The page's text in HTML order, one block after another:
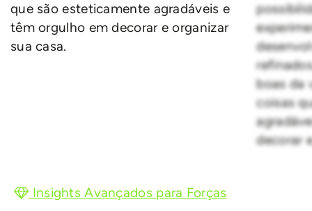
que são esteticamente agradáveis e
têm orgulho em decorar e organizar
sua casa.
boas da
coisas
decorar
Insights Avançados para Forças